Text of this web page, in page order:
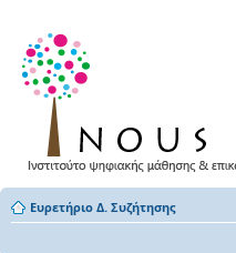
Ευρετήριο Δ. Συζήτησης